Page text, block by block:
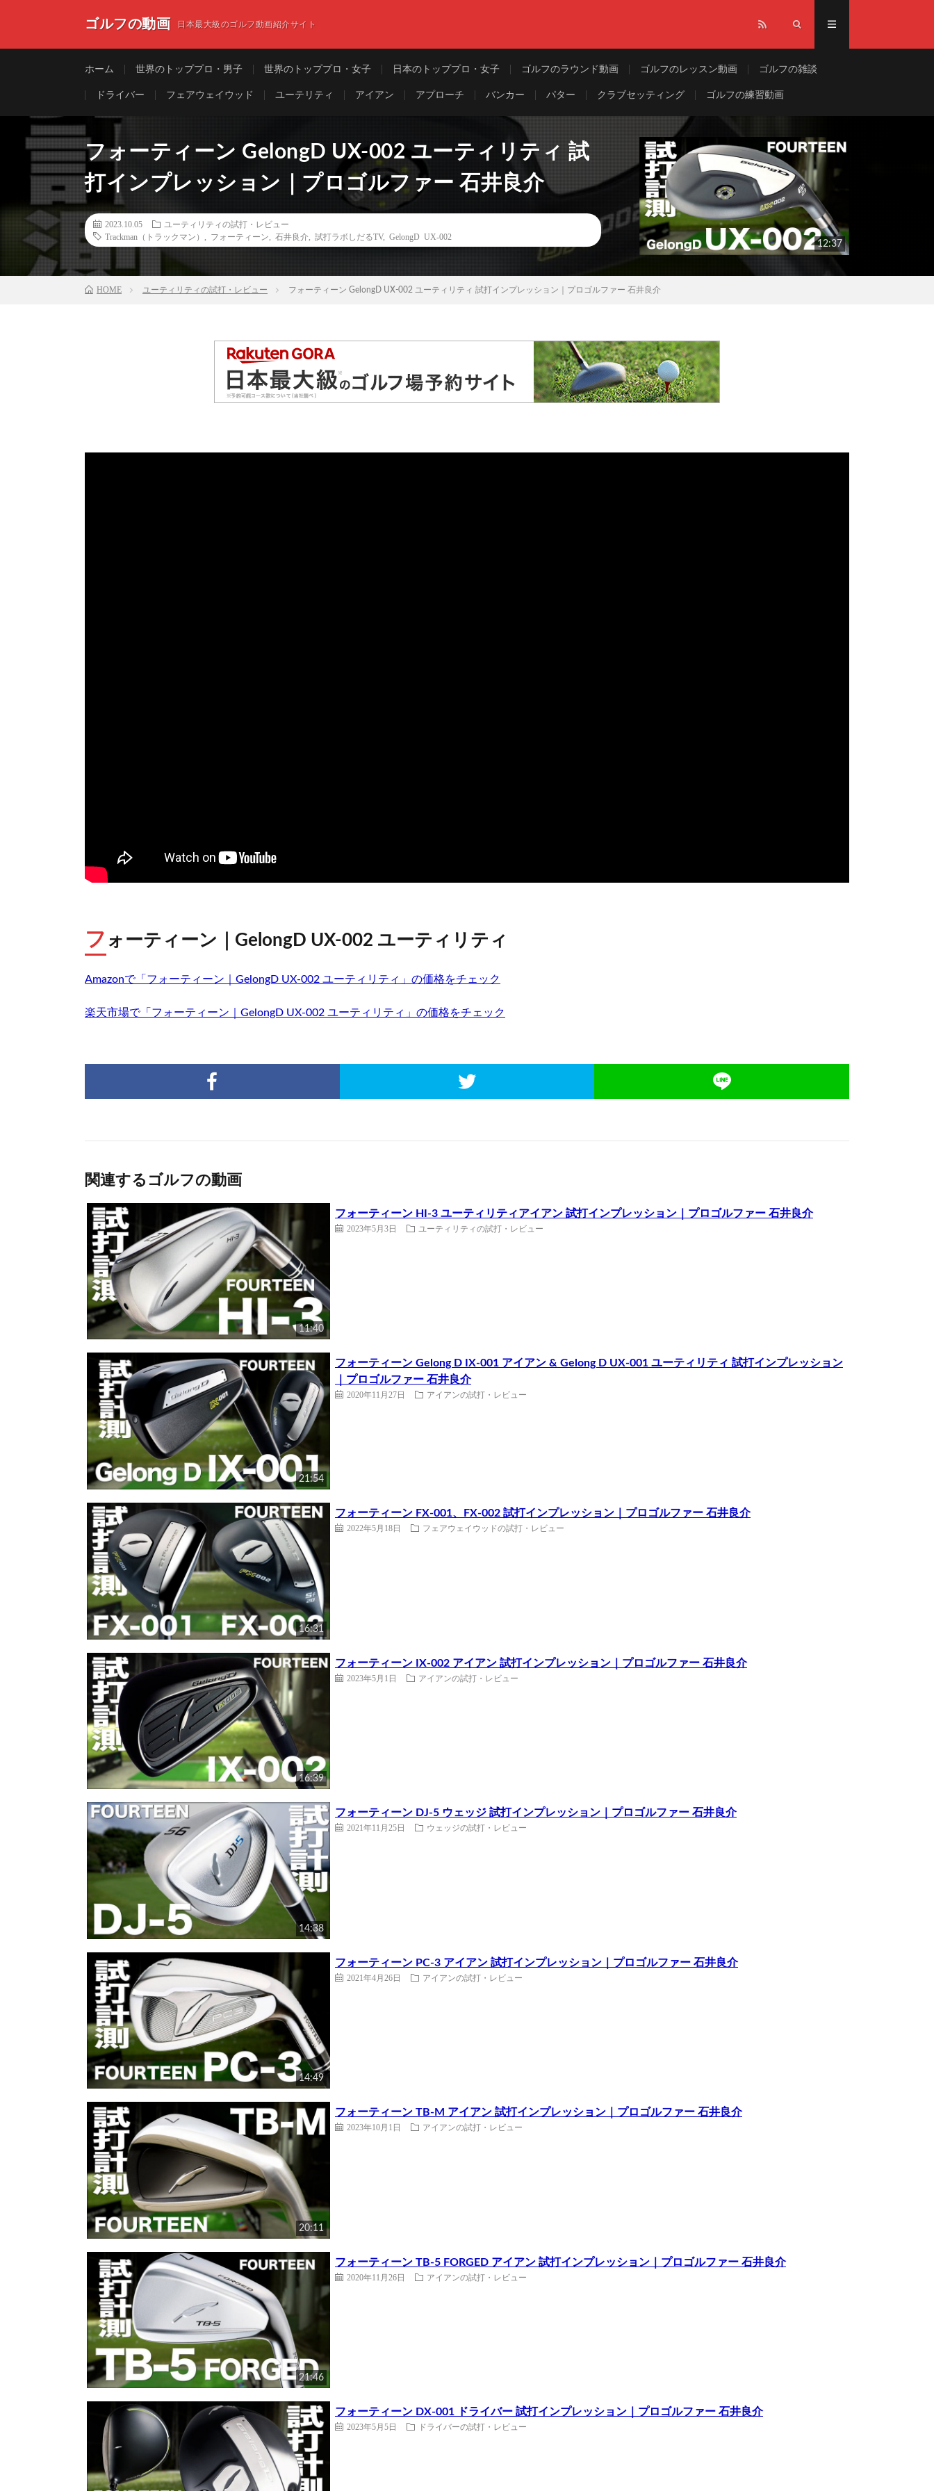
ゴルフの動画 日本最大級のゴルフ動画紹介サイト
ホーム 世界のトッププロ・男子 世界のトッププロ・女子 日本のトッププロ・女子 ゴルフのラウンド動画 ゴルフのレッスン動画 ゴルフの雑談
ドライバー フェアウェイウッド ユーテリティ アイアン アプローチ バンカー パター クラブセッティング ゴルフの練習動画
フォーティーン GelongD UX-002 ユーティリティ 試
打インプレッション｜プロゴルファー 石井良介
2023.10.05
ユーティリティの試打・レビュー
Trackman（トラックマン）
フォーティーン 石井良介 試打ラボしだるTV, GelongD UX-002
12:37
HOME ユーティリティの試打・レビュー フォーティーン GelongD UX-002 ユーティリティ 試打インプレッション｜プロゴルファー 石井良介
フ ォーティーン｜GelongD UX-002 ユーティリティ
Amazonで「フォーティーン｜GelongD UX-002 ユーティリティ」の価格をチェック
楽天市場で「フォーティーン｜GelongD UX-002 ユーティリティ」の価格をチェック
関連するゴルフの動画
11:40
フォーティーン HI-3 ユーティリティアイアン 試打インプレッション｜プロゴルファー 石井良介
2023年5月3日 ユーティリティの試打・レビュー
21:54
フォーティーン Gelong D IX-001 アイアン & Gelong D UX-001 ユーティリティ 試打インプレッション
｜プロゴルファー 石井良介
2020年11月27日 アイアンの試打・レビュー
16:31
フォーティーン FX-001、FX-002 試打インプレッション｜プロゴルファー 石井良介
2022年5月18日 フェアウェイウッドの試打・レビュー
16:39
フォーティーン IX-002 アイアン 試打インプレッション｜プロゴルファー 石井良介
2023年5月1日 アイアンの試打・レビュー
14:38
フォーティーン DJ-5 ウェッジ 試打インプレッション｜プロゴルファー 石井良介
2021年11月25日 ウェッジの試打・レビュー
14:49
フォーティーン PC-3 アイアン 試打インプレッション｜プロゴルファー 石井良介
2021年4月26日 アイアンの試打・レビュー
20:11
フォーティーン TB-M アイアン 試打インプレッション｜プロゴルファー 石井良介
2023年10月1日 アイアンの試打・レビュー
21:46
フォーティーン TB-5 FORGED アイアン 試打インプレッション｜プロゴルファー 石井良介
2020年11月26日 アイアンの試打・レビュー
フォーティーン DX-001 ドライバー 試打インプレッション｜プロゴルファー 石井良介
2023年5月5日 ドライバーの試打・レビュー